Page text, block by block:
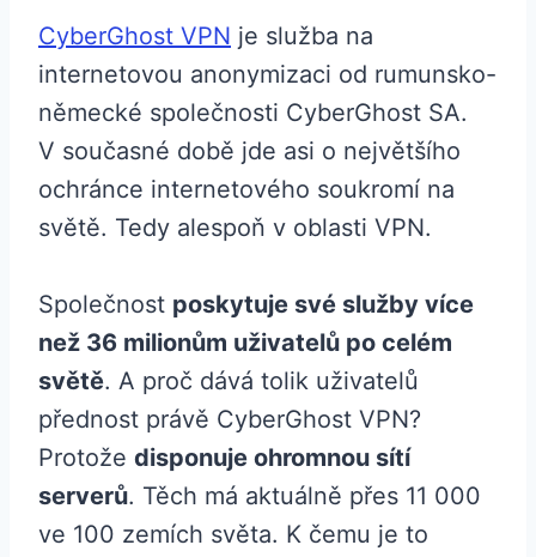
CyberGhost VPN je služba na
internetovou anonymizaci od rumunsko-
německé společnosti CyberGhost SA.
V současné době jde asi o největšího
ochránce internetového soukromí na
světě. Tedy alespoň v oblasti VPN.
Společnost poskytuje své služby více
než 36 milionům uživatelů po celém
světě. A proč dává tolik uživatelů
přednost právě CyberGhost VPN?
Protože disponuje ohromnou sítí
serverů. Těch má aktuálně přes 11 000
ve 100 zemích světa. K čemu je to